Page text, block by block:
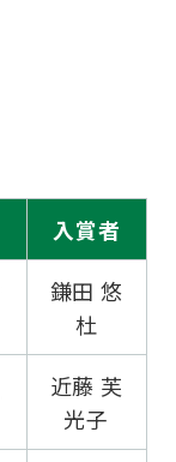
入賞者
鎌田 悠
杜
近藤 芙
光子